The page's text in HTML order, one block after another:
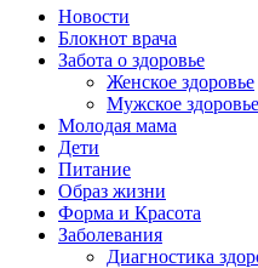
Новости
Блокнот врача
Забота о здоровье
Женское здоровье
Мужское здоровье
Молодая мама
Дети
Питание
Образ жизни
Форма и Красота
Заболевания
Диагностика